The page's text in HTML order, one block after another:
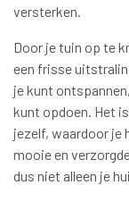
versterken.
Door je tuin op te
een frisse
je kunt
kunt opdoen. Het
jezelf, waardoor je
mooie en
dus niet alleen je